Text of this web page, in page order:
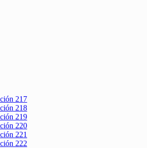
217
218
219
220
221
222